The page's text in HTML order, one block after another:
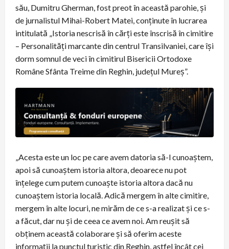
său, Dumitru Gherman, fost preot în această parohie, și
de jurnalistul Mihai-Robert Matei, conținute în lucrarea
intitulată „Istoria nescrisă în cărți este înscrisă în cimitire
– Personalități marcante din centrul Transilvaniei, care își
dorm somnul de veci în cimitirul Bisericii Ortodoxe
Române Sfânta Treime din Reghin, județul Mureș”.
„Acesta este un loc pe care avem datoria să-l cunoaștem,
apoi să cunoaștem istoria altora, deoarece nu pot
înțelege cum putem cunoaște istoria altora dacă nu
cunoaștem istoria locală. Adică mergem în alte cimitire,
mergem în alte locuri, ne mirăm de ce s-a realizat și ce s-
a făcut, dar nu și de ceea ce avem noi. Am reușit să
obținem această colaborare și să oferim aceste
informații la punctul turistic din Reghin, astfel încât cei